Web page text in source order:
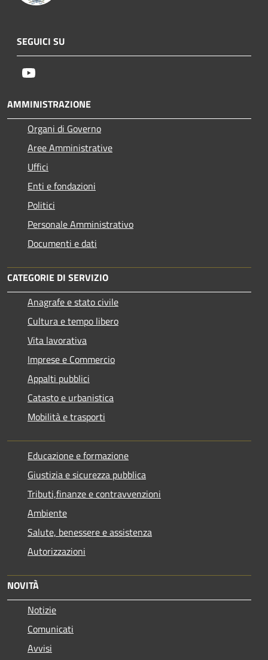
SEGUICI SU
AMMINISTRAZIONE
Organi di Governo
Aree Amministrative
Uffici
Enti e fondazioni
Politici
Personale Amministrativo
Documenti e dati
CATEGORIE DI SERVIZIO
Anagrafe e stato civile
Cultura e tempo libero
Vita lavorativa
Imprese e Commercio
Appalti pubblici
Catasto e urbanistica
Mobilità e trasporti
Educazione e formazione
Giustizia e sicurezza pubblica
Tributi,finanze e contravvenzioni
Ambiente
Salute, benessere e assistenza
Autorizzazioni
NOVITÀ
Notizie
Comunicati
Avvisi